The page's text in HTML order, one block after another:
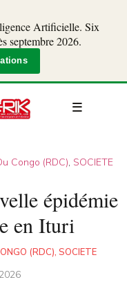
Artificielle. Six
septembre 2026.
Congo (RDC), SOCIETE
épidémie
en Ituri
(RDC), SOCIETE